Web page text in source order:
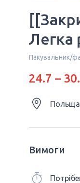
Легка
Пакувальник/
24.7 –
Вимоги